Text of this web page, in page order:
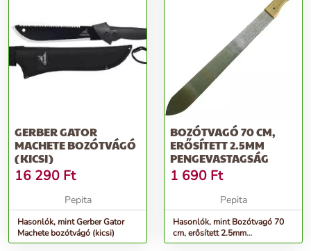
GERBER GATOR
MACHETE BOZÓTVÁGÓ
(KICSI)
16 290 Ft
Pepita
Hasonlók, mint Gerber Gator
Machete bozótvágó (kicsi)
BOZÓTVAGÓ 70 CM,
ERŐSÍTETT 2.5MM
PENGEVASTAGSÁG
1 690 Ft
Pepita
Hasonlók, mint Bozótvagó 70
cm, erősített 2.5mm
pengevastagság